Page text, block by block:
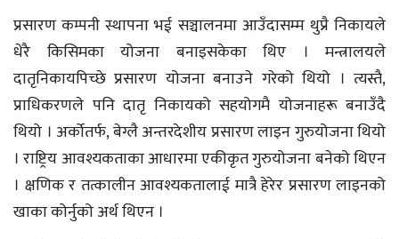
प्रसारण कम्पनी स्थापना भई सञ्चालनमा आउँदासम्म थुप्रै निकायले
धेरै किसिमका योजना बनाइसकेका थिए । मन्त्रालयले
दातृनिकायपिच्छे प्रसारण योजना बनाउने गरेको थियो । त्यस्तै,
प्राधिकरणले पनि दातृ निकायको सहयोगमै योजनाहरू बनाउँदै
थियो । अर्कोतर्फ, बेग्लै अन्तरदेशीय प्रसारण लाइन गुरुयोजना थियो
। राष्ट्रिय आवश्यकताका आधारमा एकीकृत गुरुयोजना बनेको थिएन
। क्षणिक र तत्कालीन आवश्यकतालाई मात्रै हेरेर प्रसारण लाइनको
खाका कोर्नुको अर्थ थिएन ।